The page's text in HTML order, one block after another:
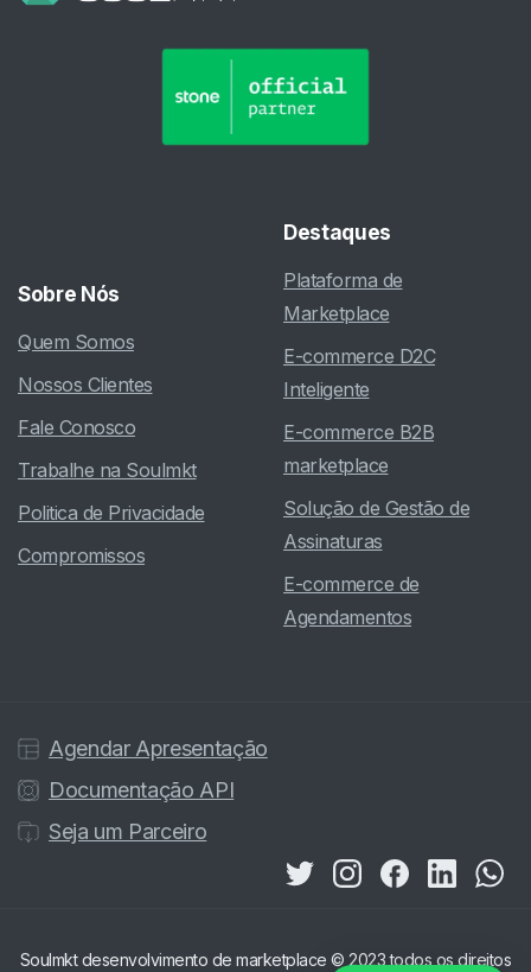
Sobre Nós
Quem Somos
Nossos Clientes
Fale Conosco
Trabalhe na Soulmkt
Politica de Privacidade
Compromissos
Destaques
Plataforma de
Marketplace
E-commerce D2C
Inteligente
E-commerce B2B
marketplace
Solução de Gestão de
Assinaturas
E-commerce de
Agendamentos
Agendar Apresentação
Documentação API
Seja um Parceiro
Soulmkt desenvolvimento de marketplace © 2023 todos os direitos